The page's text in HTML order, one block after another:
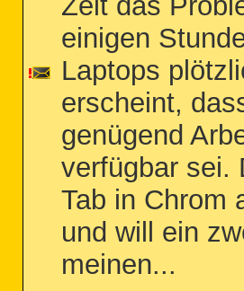
einigen
Laptops
erscheint,
genügend
verfügbar sei.
Tab in Chrom
und will ein
meinen...